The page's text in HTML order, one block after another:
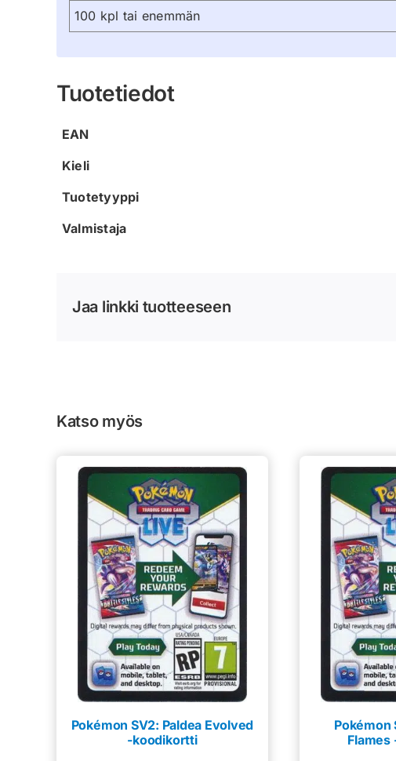
100 kpl tai enemmän
Tuotetiedot
EAN
Kieli
Tuotetyyppi
Valmistaja
Jaa linkki tuotteeseen
Katso myös
Pokémon SV2: Paldea Evolved
-koodikortti
Pokémon